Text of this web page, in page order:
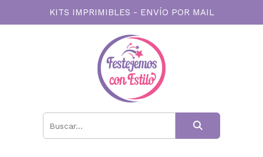
KITS IMPRIMIBLES - ENVÍO POR MAIL